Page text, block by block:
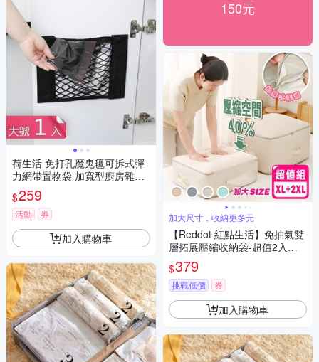
荷生活 免打孔魔鬼氊可拆式彈
力網帶置物袋 加寬型廚房雜物
收納袋-大號1入
$259
活動 券
加入購物車
150元
加大尺寸，收納更多元
【Reddot 紅點生活】免抽氣雙
層拓展壓縮收納袋-超值2入組
(大+加大款)
$379
挑戰低價 券
加入購物車